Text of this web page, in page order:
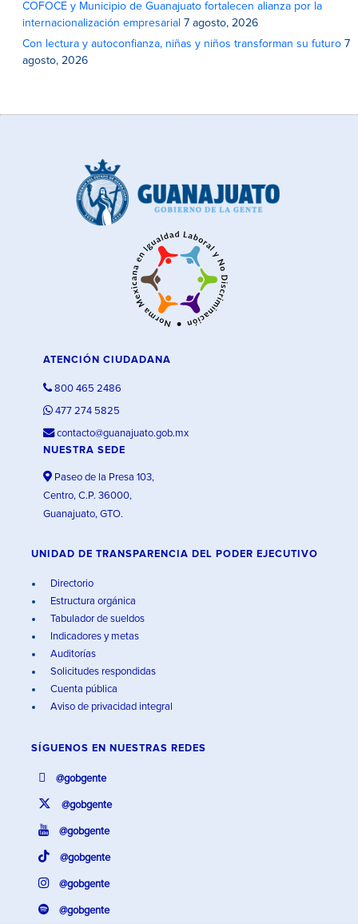
COFOCE y Municipio de Guanajuato fortalecen alianza por la
internacionalización empresarial 7 agosto, 2026
Con lectura y autoconfianza, niñas y niños transforman su futuro 7
agosto, 2026
ATENCIÓN CIUDADANA
800 465 2486
477 274 5825
contacto@guanajuato.gob.mx
NUESTRA SEDE
Paseo de la Presa 103,
Centro, C.P. 36000,
Guanajuato, GTO.
UNIDAD DE TRANSPARENCIA DEL PODER EJECUTIVO
Directorio
Estructura orgánica
Tabulador de sueldos
Indicadores y metas
Auditorías
Solicitudes respondidas
Cuenta pública
Aviso de privacidad integral
SÍGUENOS EN NUESTRAS REDES
@gobgente
@gobgente
@gobgente
@gobgente
@gobgente
@gobgente